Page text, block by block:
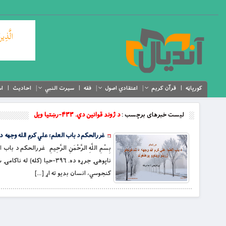
کورپاڼه قرآن کریم اعتقادي اصول فقه سیرت النبي احادیث
لیست خبرهای برچسب :د ژوند قوانین دي. ۴۳۳-رښتیا ویل
غررالحکم د باب العلم؛ علي کرم الله وجهه د
کنجوسي، انسان بدیو ته اړ […]